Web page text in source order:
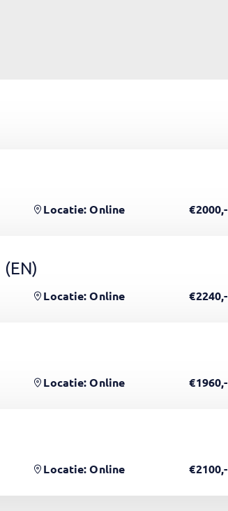
Locatie: Online €2000,-
(EN)
Locatie: Online €2240,-
Locatie: Online €1960,-
Locatie: Online €2100,-